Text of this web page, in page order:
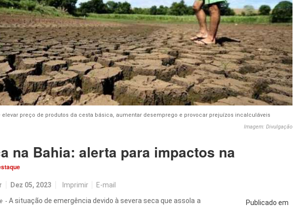
preço de produtos da cesta básica, aumentar desemprego e provocar prejuízos incalculáveis
Imagem: Divulgação
na Bahia: alerta para impactos na
Dez 05, 2023 Imprimir E-mail
Publicado em
- A situação de emergência devido à severa seca que assola a